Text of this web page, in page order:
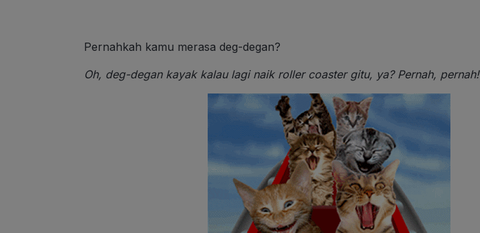
Pernahkah kamu merasa deg-degan?
Oh, deg-degan kayak kalau lagi naik roller coaster gitu, ya? Pernah, pernah!